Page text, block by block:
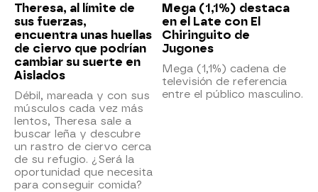
Theresa, al límite de
sus fuerzas,
encuentra unas huellas
de ciervo que podrían
cambiar su suerte en
Aislados
Débil, mareada y con sus
músculos cada vez más
lentos, Theresa sale a
buscar leña y descubre
un rastro de ciervo cerca
de su refugio. ¿Será la
oportunidad que necesita
para conseguir comida?
Mega (1,1%) destaca
en el Late con El
Chiringuito de
Jugones
Mega (1,1%) cadena de
televisión de referencia
entre el público masculino.